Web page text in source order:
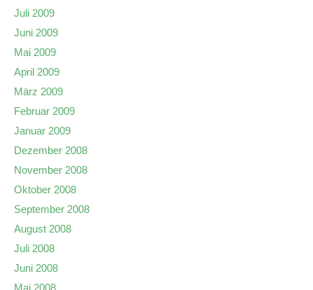
Juli 2009
Juni 2009
Mai 2009
April 2009
März 2009
Februar 2009
Januar 2009
Dezember 2008
November 2008
Oktober 2008
September 2008
August 2008
Juli 2008
Juni 2008
Mai 2008